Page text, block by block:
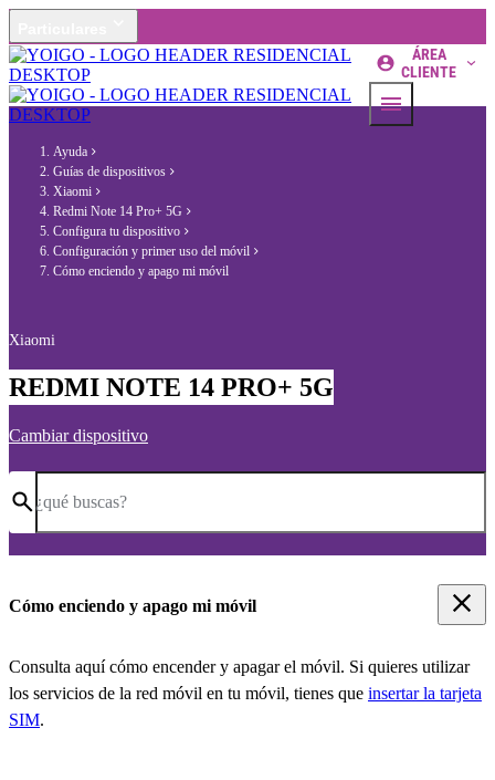
ÁREA
CLIENTE
Ayuda
Guías de dispositivos
Xiaomi
Redmi Note 14 Pro+ 5G
Configura tu dispositivo
Configuración y primer uso del móvil
Cómo enciendo y apago mi móvil
Xiaomi
REDMI NOTE 14 PRO+ 5G
Cambiar dispositivo
¿qué buscas?
Cómo enciendo y apago mi móvil
Consulta aquí cómo encender y apagar el móvil. Si quieres utilizar
los servicios de la red móvil en tu móvil, tienes que insertar la tarjeta
SIM.